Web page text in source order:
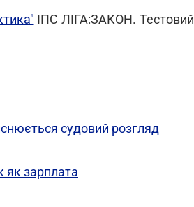
ІПС ЛIГА:ЗАКОН. Тестовий
судовий розгляд
як зарплата